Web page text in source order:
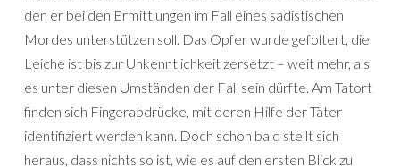
den er bei den Ermittlungen im Fall eines sadistischen
Mordes unterstützen soll. Das Opfer wurde gefoltert, die
Leiche ist bis zur Unkenntlichkeit zersetzt – weit mehr, als
es unter diesen Umständen der Fall sein dürfte. Am Tatort
finden sich Fingerabdrücke, mit deren Hilfe der Täter
identifiziert werden kann. Doch schon bald stellt sich
heraus, dass nichts so ist, wie es auf den ersten Blick zu